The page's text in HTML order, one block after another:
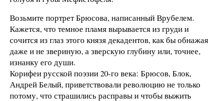
Возьмите портрет Брюсова, написанный Врубелем.
Кажется, что темное пламя вырывается из груди и
сочится из глаз этого князя декадентов, как бы обнажая
даже и не звериную, а зверскую глубину или, точнее,
изнанку его души.
Корифеи русской поэзии 20-го века: Брюсов, Блок,
Андрей Белый, приветствовали революцию не только
потому, что страшились расправы и чтобы выжить